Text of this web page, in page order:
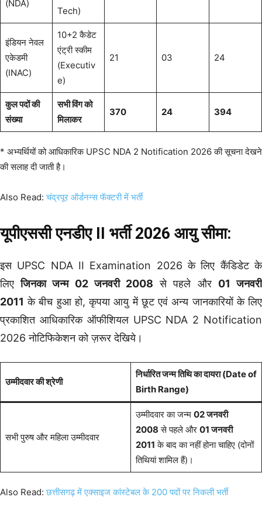
(NDA)
Tech)
इंडियन नेवल
एकेडमी
(INAC)
10+2 कैडेट
एंट्री स्कीम
(Executiv
e)
21 03 24
कुल पदों की
संख्या
सभी विंग को
मिलाकर
370 24 394
* अभ्यर्थियों को आधिकारिक UPSC NDA 2 Notification 2026 की सूचना देखने
की सलाह दी जाती है।
Also Read:चंद्रपूर ऑर्डनन्स फॅक्टरी में भर्ती
यूपीएससी एनडीए II भर्ती 2026 आयु सीमा:
इस UPSC NDA II Examination 2026 के लिए कैंडिडेट के
लिएजिनका जन्म 02 जनवरी 2008 से पहले और 01 जनवरी
2011 के बीच हुआ हो, कृपया आयु में छूट एवं अन्य जानकारियों के लिए
प्रकाशित आधिकारिक ऑफीशियल UPSC NDA 2 Notification
2026 नोटिफिकेशन को ज़रूर देखिये।
उम्मीदवार की श्रेणी
निर्धारित जन्म तिथि का दायरा (Date of
Birth Range)
सभी पुरुष और महिला उम्मीदवार
उम्मीदवार का जन्म 02 जनवरी
2008 से पहले और 01 जनवरी
2011 के बाद का नहीं होना चाहिए (दोनों
तिथियां शामिल हैं)।
Also Read:छत्तीसगढ़ में एक्साइज कांस्टेबल के 200 पदों पर निकली भर्ती